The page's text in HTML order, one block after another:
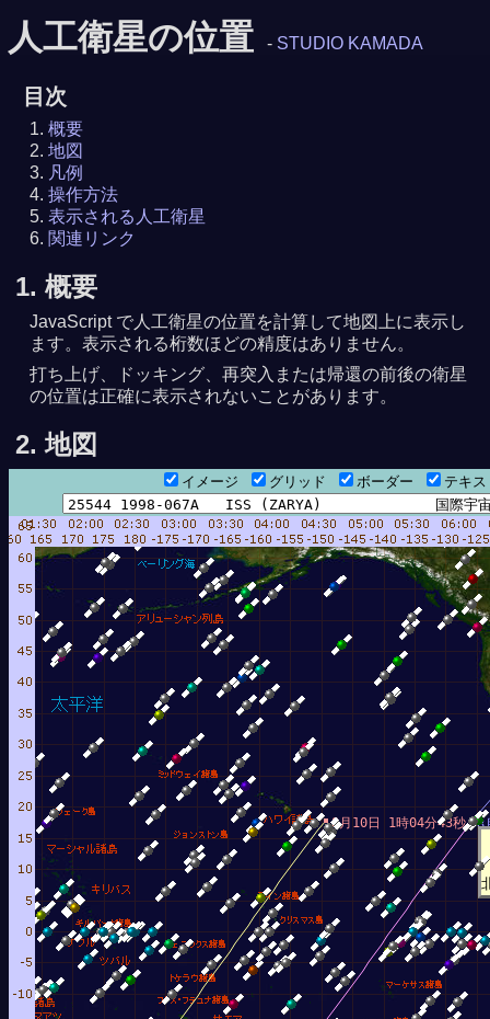
人工衛星の位置 - STUDIO KAMADA
目次
概要
地図
凡例
操作方法
表示される人工衛星
関連リンク
1. 概要
JavaScript で人工衛星の位置を計算して地図上に表示し
ます。表示される桁数ほどの精度はありません。
打ち上げ、ドッキング、再突入または帰還の前後の衛星
の位置は正確に表示されないことがあります。
2. 地図
イメージ グリッド ボーダー テキ
8
8月10日 1時04分43秒